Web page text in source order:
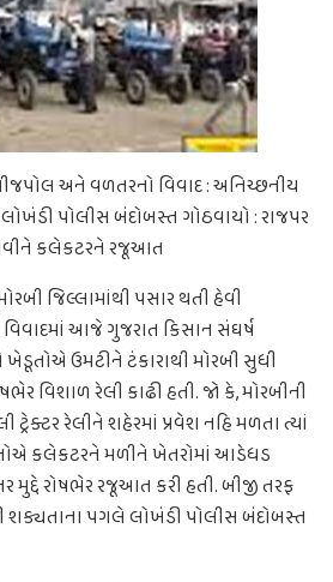
અને વળતરનો વિવાદ : અનિચ્છનીય
પોલીસ બંદોબસ્ત ગોઠવાયો : રાજપર
કલેકટરને રજૂઆત
જિલ્લામાંથી પસાર થતી હેવી
આજે ગુજરાત કિસાન સંઘર્ષ
ઉમટીને ટંકારાથી મોરબી સુધી
વિશાળ રેલી કાઢી હતી. જો કે, મોરબીની
ટ્રેક્ટર રેલીને શહેરમાં પ્રવેશ નહિ મળતા ત્યાં
કલેકટરને મળીને ખેતરોમાં આડેધડ
રોષભેર રજૂઆત કરી હતી. બીજી તરફ
પગલે લોખંડી પોલીસ બંદોબસ્ત